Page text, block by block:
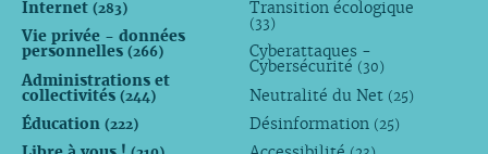
Internet (283)
Vie privée - données
personnelles (266)
Administrations et
collectivités (244)
Éducation (222)
Transition écologique
(33)
Cyberattaques -
Cybersécurité (30)
Neutralité du Net (25)
Désinformation (25)